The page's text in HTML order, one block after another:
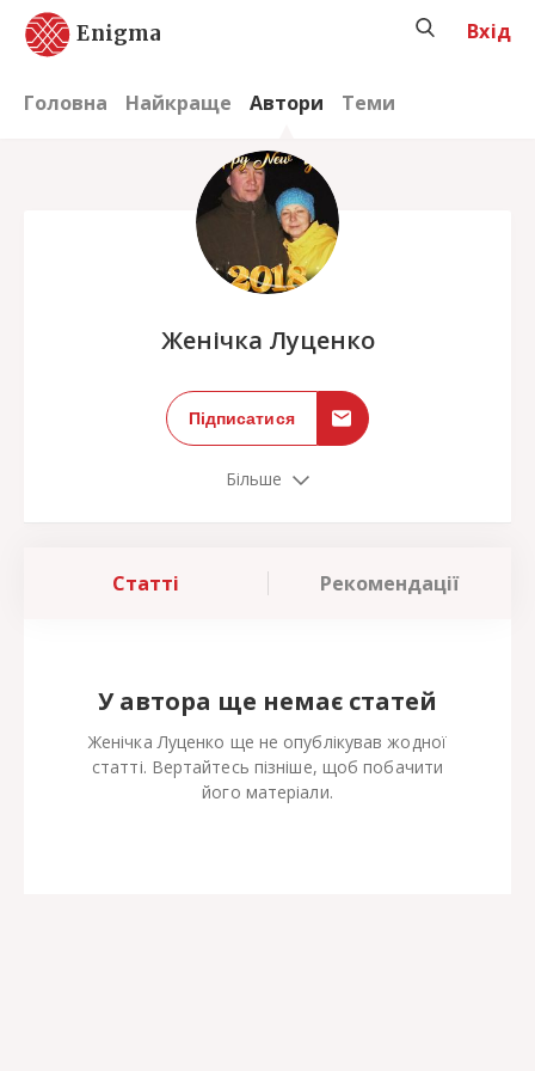
Enigma
Головна Найкраще Автори Теми
Вхід
Женічка Луценко
Підписатися
Більше
Статті Рекомендації
У автора ще немає статей
Женічка Луценко ще не опублікував жодної
статті. Вертайтесь пізніше, щоб побачити
його матеріали.